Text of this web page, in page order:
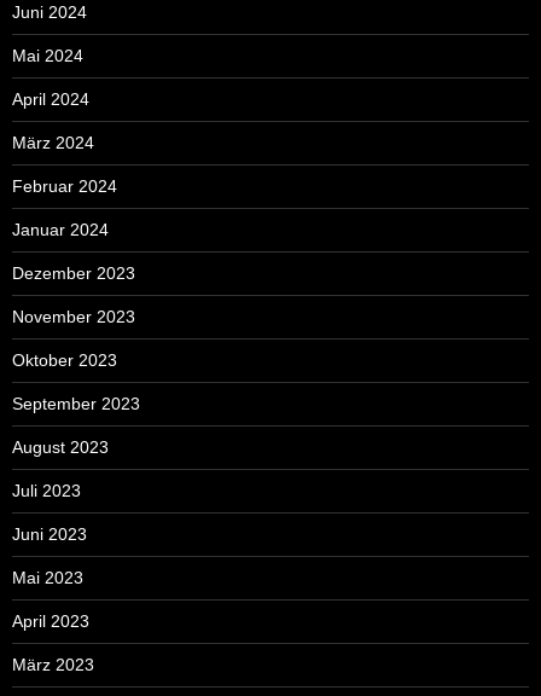
Juni 2024
Mai 2024
April 2024
März 2024
Februar 2024
Januar 2024
Dezember 2023
November 2023
Oktober 2023
September 2023
August 2023
Juli 2023
Juni 2023
Mai 2023
April 2023
März 2023